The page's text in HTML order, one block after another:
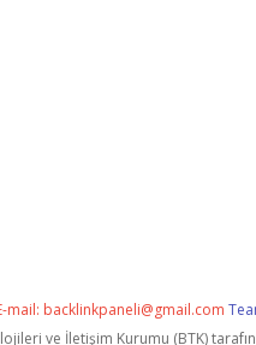
mail: backlinkpaneli@gmail.com
ve İletişim Kurumu (BTK)